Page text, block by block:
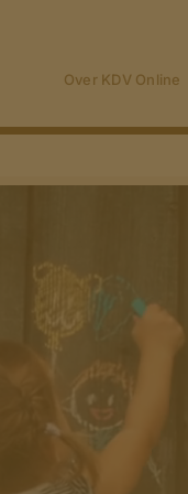
Over KDV Online